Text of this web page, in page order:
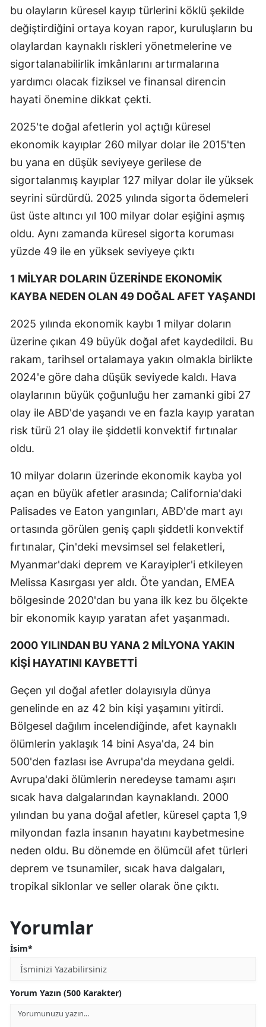
bu olayların küresel kayıp türlerini köklü şekilde
değiştirdiğini ortaya koyan rapor, kuruluşların bu
olaylardan kaynaklı riskleri yönetmelerine ve
sigortalanabilirlik imkânlarını artırmalarına
yardımcı olacak fiziksel ve finansal direncin
hayati önemine dikkat çekti.
2025'te doğal afetlerin yol açtığı küresel
ekonomik kayıplar 260 milyar dolar ile 2015'ten
bu yana en düşük seviyeye gerilese de
sigortalanmış kayıplar 127 milyar dolar ile yüksek
seyrini sürdürdü. 2025 yılında sigorta ödemeleri
üst üste altıncı yıl 100 milyar dolar eşiğini aşmış
oldu. Aynı zamanda küresel sigorta koruması
yüzde 49 ile en yüksek seviyeye çıktı
1 MİLYAR DOLARIN ÜZERİNDE EKONOMİK
KAYBA NEDEN OLAN 49 DOĞAL AFET YAŞANDI
2025 yılında ekonomik kaybı 1 milyar doların
üzerine çıkan 49 büyük doğal afet kaydedildi. Bu
rakam, tarihsel ortalamaya yakın olmakla birlikte
2024'e göre daha düşük seviyede kaldı. Hava
olaylarının büyük çoğunluğu her zamanki gibi 27
olay ile ABD'de yaşandı ve en fazla kayıp yaratan
risk türü 21 olay ile şiddetli konvektif fırtınalar
oldu.
10 milyar doların üzerinde ekonomik kayba yol
açan en büyük afetler arasında; California'daki
Palisades ve Eaton yangınları, ABD'de mart ayı
ortasında görülen geniş çaplı şiddetli konvektif
fırtınalar, Çin'deki mevsimsel sel felaketleri,
Myanmar'daki deprem ve Karayipler'i etkileyen
Melissa Kasırgası yer aldı. Öte yandan, EMEA
bölgesinde 2020'dan bu yana ilk kez bu ölçekte
bir ekonomik kayıp yaratan afet yaşanmadı.
2000 YILINDAN BU YANA 2 MİLYONA YAKIN
KİŞİ HAYATINI KAYBETTİ
Geçen yıl doğal afetler dolayısıyla dünya
genelinde en az 42 bin kişi yaşamını yitirdi.
Bölgesel dağılım incelendiğinde, afet kaynaklı
ölümlerin yaklaşık 14 bini Asya'da, 24 bin
500'den fazlası ise Avrupa'da meydana geldi.
Avrupa'daki ölümlerin neredeyse tamamı aşırı
sıcak hava dalgalarından kaynaklandı. 2000
yılından bu yana doğal afetler, küresel çapta 1,9
milyondan fazla insanın hayatını kaybetmesine
neden oldu. Bu dönemde en ölümcül afet türleri
deprem ve tsunamiler, sıcak hava dalgaları,
tropikal siklonlar ve seller olarak öne çıktı.
Yorumlar
İsim*
Yorum Yazın (500 Karakter)